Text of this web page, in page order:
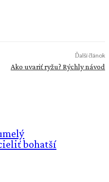
Ďalší článok
Ako uvariť ryžu? Rýchly návod
bohatší